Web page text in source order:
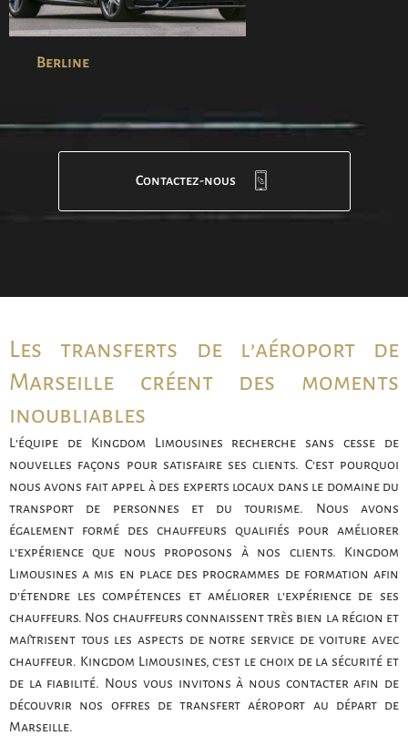
Berline
Contactez-nous
Les transferts de l’aéroport de
Marseille créent des moments
inoubliables
L’équipe de Kingdom Limousines recherche sans cesse de
nouvelles façons pour satisfaire ses clients. C’est pourquoi
nous avons fait appel à des experts locaux dans le domaine du
transport de personnes et du tourisme. Nous avons
également formé des chauffeurs qualifiés pour améliorer
l’expérience que nous proposons à nos clients. Kingdom
Limousines a mis en place des programmes de formation afin
d’étendre les compétences et améliorer l’expérience de ses
chauffeurs. Nos chauffeurs connaissent très bien la région et
maîtrisent tous les aspects de notre service de voiture avec
chauffeur. Kingdom Limousines, c’est le choix de la sécurité et
de la fiabilité. Nous vous invitons à nous contacter afin de
découvrir nos offres de transfert aéroport au départ de
Marseille.